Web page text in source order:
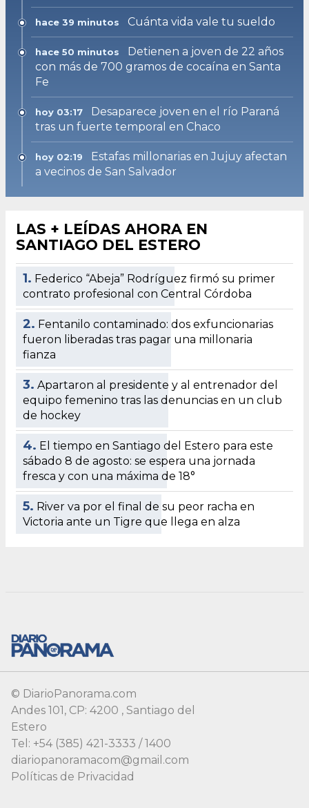
hace 39 minutos Cuánta vida vale tu sueldo
hace 50 minutos
Detienen a joven de 22 años
con más de 700 gramos de cocaína en Santa
Fe
hoy 03:17
Desaparece joven en el río Paraná
tras un fuerte temporal en Chaco
hoy 02:19
Estafas millonarias en Jujuy afectan
a vecinos de San Salvador
LAS + LEÍDAS AHORA EN
SANTIAGO DEL ESTERO
1. Federico “Abeja” Rodríguez firmó su primer
contrato profesional con Central Córdoba
2. Fentanilo contaminado: dos exfuncionarias
fueron liberadas tras pagar una millonaria
fianza
3. Apartaron al presidente y al entrenador del
equipo femenino tras las denuncias en un club
de hockey
4. El tiempo en Santiago del Estero para este
sábado 8 de agosto: se espera una jornada
fresca y con una máxima de 18°
5. River va por el final de su peor racha en
Victoria ante un Tigre que llega en alza
© DiarioPanorama.com
Andes 101, CP: 4200 , Santiago del
Estero
Tel: +54 (385) 421-3333 / 1400
diariopanoramacom@gmail.com
Políticas de Privacidad